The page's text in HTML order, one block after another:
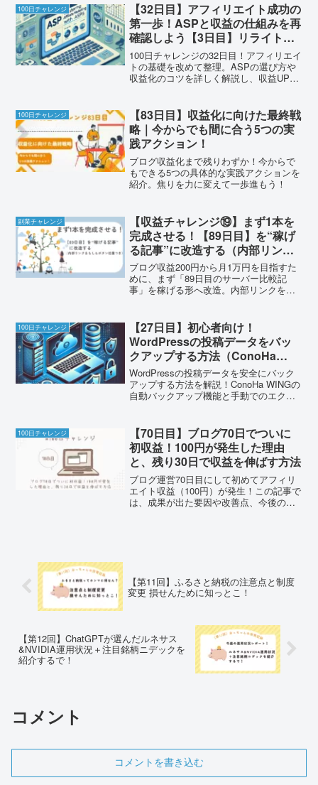
100日チャレンジ
【32日目】アフィリエイト成功の
第一歩！ASPと収益の仕組みを再
確認しよう【3日目】リライト記
事
100日チャレンジの32日目！アフィリエイ
トの基礎を改めて整理。ASPの選び方や
収益化のコツを詳しく解説し、収益UPの
100日チャレンジ
【83日目】収益化に向けた最終戦
略｜今からでも間に合う5つの実
践アクション！
ブログ収益化まで残りわずか！今からで
もできる5つの具体的な実践アクションを
紹介。焦りを力に変えて一歩進もう！
副業チャレンジ
【収益チャレンジ⑲】まず1本を
完成させる！【89日目】を“稼げ
る記事”に改造する（内部リンク
＆もしもボタン位置つき）
ブログ収益200円から月1万円を目指すた
めに、まず「89日目のサーバー比較記
事」を稼げる形へ改造。内部リンクを入
解説します。
100日チャレンジ
【27日目】初心者向け！
WordPressの投稿データをバッ
クアップする方法（ConoHa
WING対応）
WordPressの投稿データを安全にバック
アップする方法を解説！ConoHa WINGの
自動バックアップ機能と手動でのエクス
100日チャレンジ
【70日目】ブログ70日でついに
初収益！100円が発生した理由
と、残り30日で収益を伸ばす方法
ブログ運営70日目にして初めてアフィリ
エイト収益（100円）が発生！この記事で
は、成果が出た要因や改善点、今後の収
【第11回】ふるさと納税の注意点と制度
変更 損せんために知っとこ！
【第12回】ChatGPTが選んだルネサス
&NVIDIA運用状況＋注目銘柄ニデックを
紹介するで！
コメント
コメントを書き込む